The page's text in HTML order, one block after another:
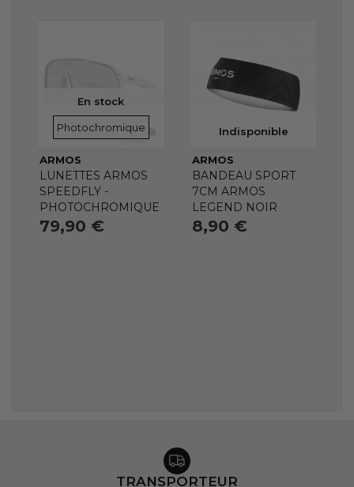
En stock
VERRES
Photochromique
ARMOS
LUNETTES ARMOS
SPEEDFLY -
PHOTOCHROMIQUE
79,90 €
Indisponible
ARMOS
BANDEAU SPORT
7CM ARMOS
LEGEND NOIR
8,90 €
TRANSPORTEUR